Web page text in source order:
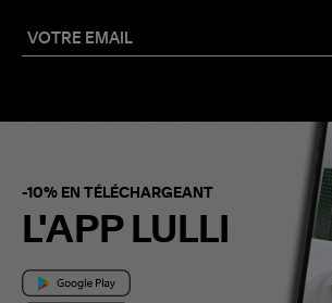
-10% EN TÉLÉCHARGEANT
L'APP LULLI